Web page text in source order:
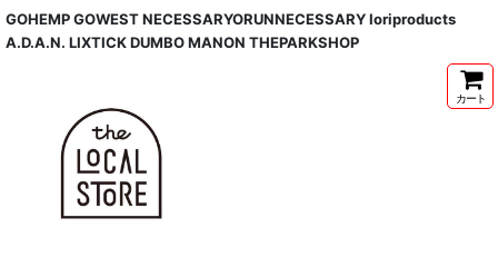
GOHEMP GOWEST NECESSARYORUNNECESSARY Ioriproducts
A.D.A.N. LIXTICK DUMBO MANON THEPARKSHOP
カート